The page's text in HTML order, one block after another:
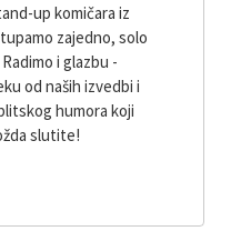
up komičara iz
zajedno, solo
i glazbu -
od naših izvedbi i
humora koji
slutite!